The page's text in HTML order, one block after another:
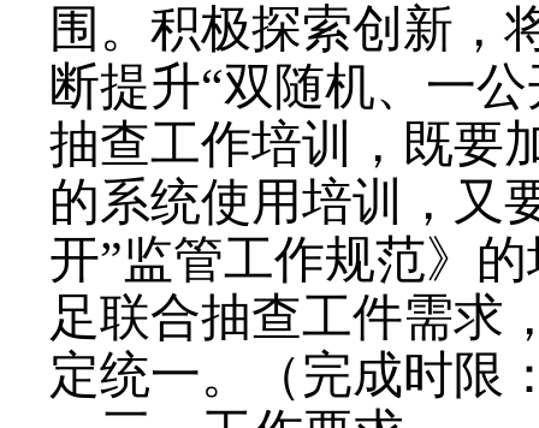
围。积极探索创新，
断提升“双随机、一
抽查工作培训，既要
的系统使用培训，又
开”监管工作规范》
足联合抽查工件需求
定统一。
（完成时限